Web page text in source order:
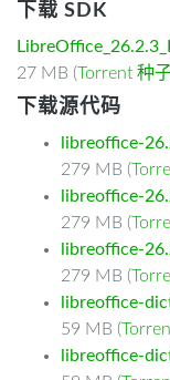
下载 SDK
27 MB (Torrent 种
下载源代码
libreoffice-
279 MB (
libreoffice-
279 MB (
libreoffice-
279 MB (
libreoffice-
59 MB (
libreoffice-